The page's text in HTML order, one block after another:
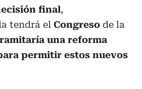
final,
tendrá el Congreso de la
una reforma
permitir estos nuevos